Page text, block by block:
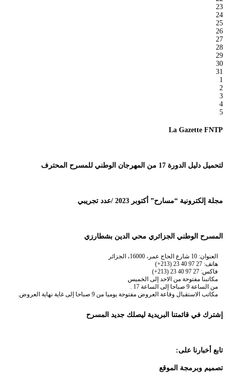
23
24
25
26
27
28
29
30
31
1
2
3
4
5
La Gazette FNTP
لتحميل دليل الدورة 17 من المهرجان الوطني للمسرح المحترف
مجلة إلكترونية “مسارح” أكتوبر 2023 /عدد تجريبي
المسرح الوطني الجزائري محي الدين بشطارزي
العنوان: 10 شارع الحاج عمر، 16000، الجزائر
هاتف: 27 97 40 23 (213+)
فاكس: 27 97 40 23 (213+)
مكاتبنا مفتوحة من الاحد إلى الخميس
من الساعة 9 صباحا إلى الساعة 17 .
مكاتب الاستقبال وقاعة العروض مفتوحة يوميا من 9 صباحا إلى غاية نهاية العروض.
إشترك في قائمتنا البريدية ليصلك جديد المسرح
تابع أخبارنا على:
تصميم وبرمجة الموقع